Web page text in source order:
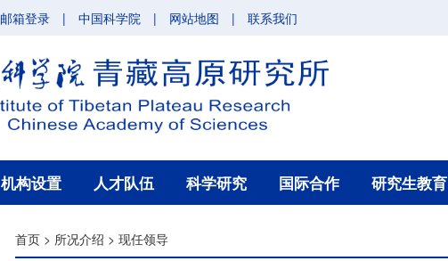
邮箱登录 | 中国科学院 | 网站地图 | 联系我们
机构设置 人才队伍 科学研究 国际合作 研究生教育
首页 > 所况介绍 >现任领导